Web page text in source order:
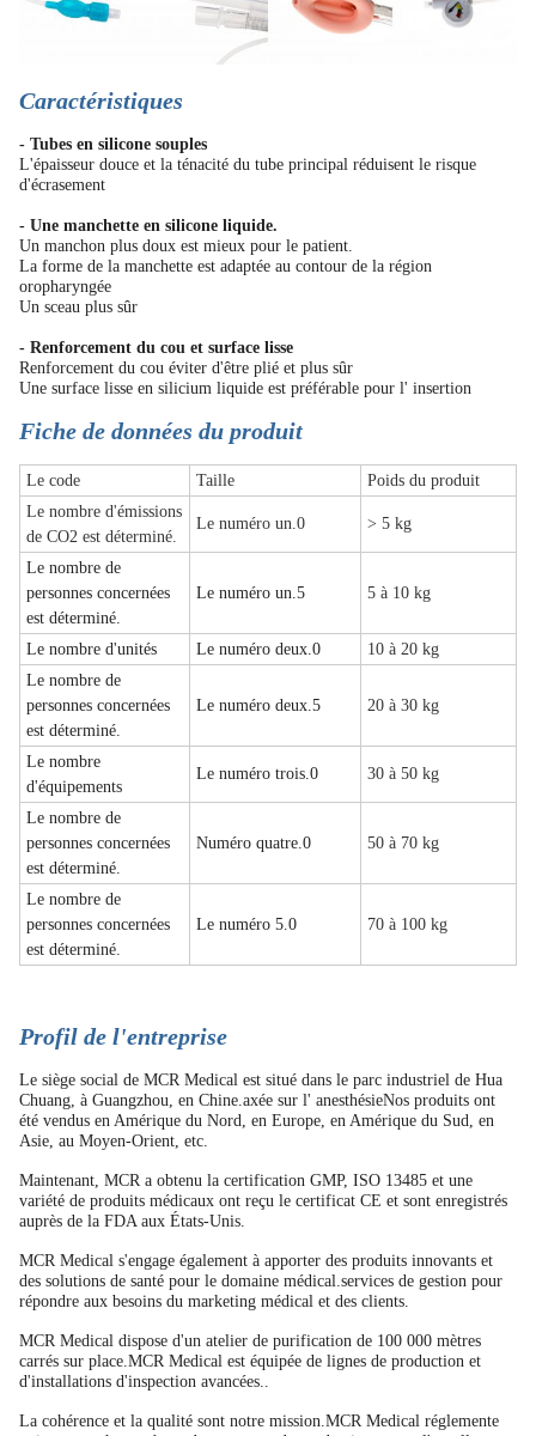
Caractéristiques
- Tubes en silicone souples
L'épaisseur douce et la ténacité du tube principal réduisent le risque
d'écrasement
- Une manchette en silicone liquide.
Un manchon plus doux est mieux pour le patient.
La forme de la manchette est adaptée au contour de la région
oropharyngée
Un sceau plus sûr
- Renforcement du cou et surface lisse
Renforcement du cou éviter d'être plié et plus sûr
Une surface lisse en silicium liquide est préférable pour l' insertion
Fiche de données du produit
Le code Taille
Poids du produit
Le nombre d'émissions
de CO2 est déterminé.
Le numéro un.0 > 5 kg
Le nombre de
personnes concernées
est déterminé.
Le numéro un.5 5 à 10 kg
Le nombre d'unités Le numéro deux.0
10 à 20 kg
Le nombre de
personnes concernées
est déterminé.
Le numéro deux.5 20 à 30 kg
Le nombre
d'équipements
Le numéro trois.0 30 à 50 kg
Le nombre de
personnes concernées
est déterminé.
Numéro quatre.0 50 à 70 kg
Le nombre de
personnes concernées
est déterminé.
Le numéro 5.0 70 à 100 kg
Profil de l'entreprise
Le siège social de MCR Medical est situé dans le parc industriel de Hua
Chuang, à Guangzhou, en Chine.axée sur l' anesthésieNos produits ont
été vendus en Amérique du Nord, en Europe, en Amérique du Sud, en
Asie, au Moyen-Orient, etc.
Maintenant, MCR a obtenu la certification GMP, ISO 13485 et une
variété de produits médicaux ont reçu le certificat CE et sont enregistrés
auprès de la FDA aux États-Unis.
MCR Medical s'engage également à apporter des produits innovants et
des solutions de santé pour le domaine médical.services de gestion pour
répondre aux besoins du marketing médical et des clients.
MCR Medical dispose d'un atelier de purification de 100 000 mètres
carrés sur place.MCR Medical est équipée de lignes de production et
d'installations d'inspection avancées..
La cohérence et la qualité sont notre mission.MCR Medical réglemente